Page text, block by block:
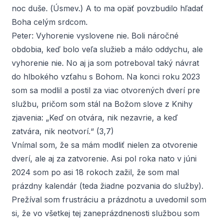
noc duše. (Úsmev.) A to ma opäť povzbudilo hľadať
Boha celým srdcom.
Peter: Vyhorenie vyslovene nie. Boli náročné
obdobia, keď bolo veľa služieb a málo oddychu, ale
vyhorenie nie. No aj ja som potreboval taký návrat
do hlbokého vzťahu s Bohom. Na konci roku 2023
som sa modlil a postil za viac otvorených dverí pre
službu, pričom som stál na Božom slove z Knihy
zjavenia: „Keď on otvára, nik nezavrie, a keď
zatvára, nik neotvorí.“ (3,7)
Vnímal som, že sa mám modliť nielen za otvorenie
dverí, ale aj za zatvorenie. Asi pol roka nato v júni
2024 som po asi 18 rokoch zažil, že som mal
prázdny kalendár (teda žiadne pozvania do služby).
Prežíval som frustráciu a prázdnotu a uvedomil som
si, že vo všetkej tej zaneprázdnenosti službou som